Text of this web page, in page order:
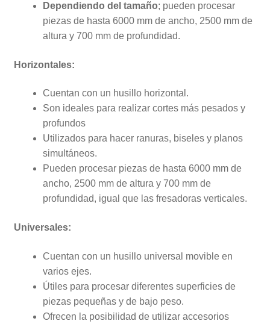
Dependiendo del tamaño; pueden procesar
piezas de hasta 6000 mm de ancho, 2500 mm de
altura y 700 mm de profundidad.
Horizontales:
Cuentan con un husillo horizontal.
Son ideales para realizar cortes más pesados y
profundos
Utilizados para hacer ranuras, biseles y planos
simultáneos.
Pueden procesar piezas de hasta 6000 mm de
ancho, 2500 mm de altura y 700 mm de
profundidad, igual que las fresadoras verticales.
Universales:
Cuentan con un husillo universal movible en
varios ejes.
Útiles para procesar diferentes superficies de
piezas pequeñas y de bajo peso.
Ofrecen la posibilidad de utilizar accesorios